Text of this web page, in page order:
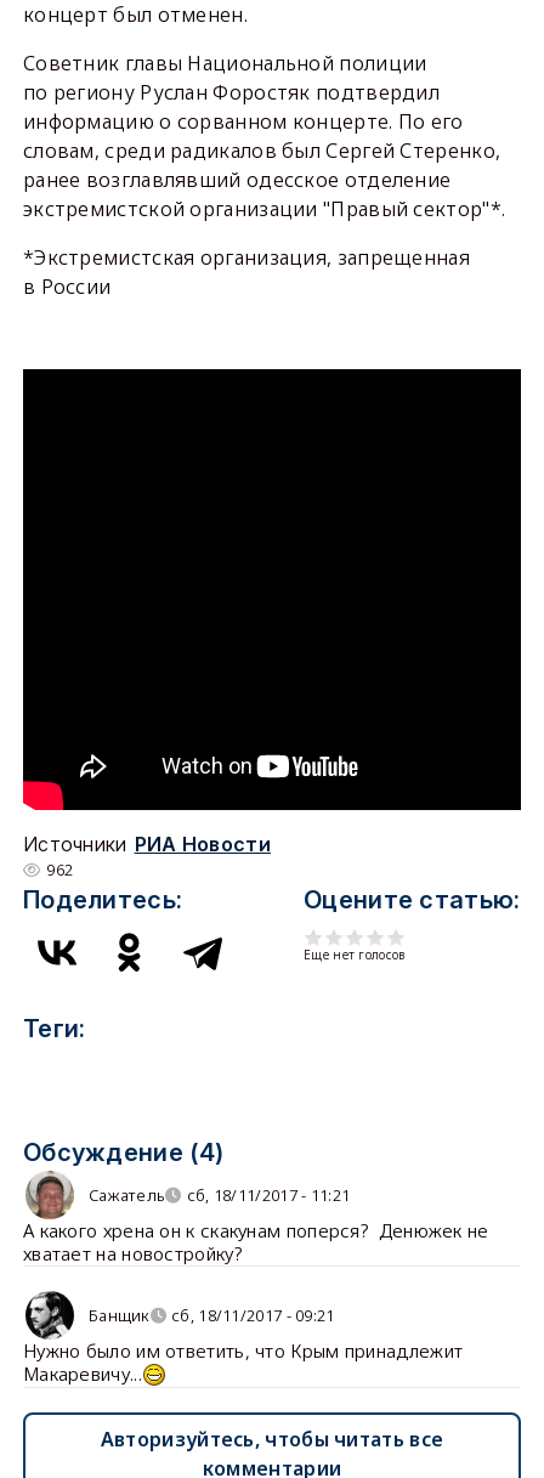
концерт был отменен.
Советник главы Национальной полиции
по региону Руслан Форостяк подтвердил
информацию о сорванном концерте. По его
словам, среди радикалов был Сергей Стеренко,
ранее возглавлявший одесское отделение
экстремистской организации "Правый сектор"*.
*Экстремистская организация, запрещенная
в России
Источники РИА Новости
962
Поделитесь: Оцените статью:
Еще нет голосов
Теги:
Обсуждение (4)
Сажатель сб, 18/11/2017 - 11:21
А какого хрена он к скакунам поперся? Денюжек не
хватает на новостройку?
Банщик сб, 18/11/2017 - 09:21
Нужно было им ответить, что Крым принадлежит
Макаревичу...
Авторизуйтесь, чтобы читать все
комментарии